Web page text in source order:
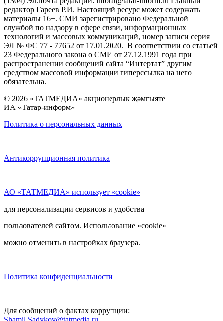
редактор Гареев Р.И. Настоящий ресурс может содержать
материалы 16+. СМИ зарегистрировано Федеральной
службой по надзору в сфере связи, информационных
технологий и массовых коммуникаций, номер записи серия
ЭЛ № ФС 77 - 77652 от 17.01.2020. В соответствии со статьей
23 Федерального закона о СМИ от 27.12.1991 года при
распространении сообщений сайта “Интертат” другим
средством массовой информации гиперссылка на него
обязательна.
© 2026 «ТАТМЕДИА» акционерлык җәмгыяте
ИА «Татар-информ»
Политика о персональных данных
Антикоррупционная политика
АО «ТАТМЕДИА» использует «cookie»
для персонализации сервисов и удобства
пользователей сайтом. Использование «cookie»
можно отменить в настройках браузера.
Политика конфиденциальности
Для сообщений о фактах коррупции:
Shamil.Sadykov@tatmedia.ru